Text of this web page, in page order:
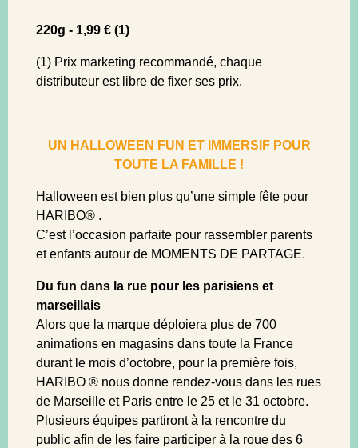
220g - 1,99 € (1)
(1) Prix marketing recommandé, chaque
distributeur est libre de fixer ses prix.
UN HALLOWEEN FUN ET IMMERSIF POUR
TOUTE LA FAMILLE !
Halloween est bien plus qu’une simple fête pour
HARIBO® .
C’est l’occasion parfaite pour rassembler parents
et enfants autour de MOMENTS DE PARTAGE.
Du fun dans la rue pour les parisiens et
marseillais
Alors que la marque déploiera plus de 700
animations en magasins dans toute la France
durant le mois d’octobre, pour la première fois,
HARIBO ® nous donne rendez-vous dans les rues
de Marseille et Paris entre le 25 et le 31 octobre.
Plusieurs équipes partiront à la rencontre du
public afin de les faire participer à la roue des 6